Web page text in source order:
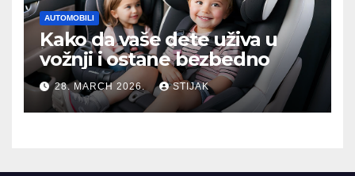
AUTOMOBILI
Kako da vaše dete uživa u
vožnji i ostane bezbedno
28. MARCH 2026. STIJAK